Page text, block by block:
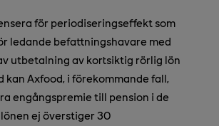
för periodiseringseffekt som
ledande befattningshavare med
utbetalning av kortsiktig rörlig lön
kan Axfood, i förekommande fall,
engångspremie till pension i de
ej överstiger 30